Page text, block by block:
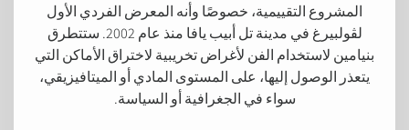
المشروع التقييمية، خصوصًا وأنه المعرض الفردي الأول
لڤولبيرغ في مدينة تل أبيب يافا منذ عام 2002. ستتطرق
بنيامين لاستخدام الفن لأغراض تخريبية لاختراق الأماكن التي
يتعذر الوصول إليها، على المستوى المادي أو الميتافيزيقي،
سواء في الجغرافية أو السياسة.